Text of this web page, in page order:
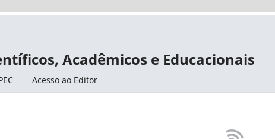
Acadêmicos e Educacionais
Acesso ao Editor